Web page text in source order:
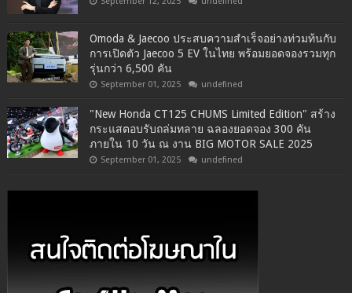
Omoda & Jaecoo ประสบความสำเร็จอย่างท่วมท้นกับ
การเปิดตัว Jaecoo 5 EV ในไทย พร้อมยอดจองรวมทุก
รุ่นกว่า 6,500 คัน
September 01, 2025 undefined
"New Honda CT125 CHUMS Limited Edition" สร้าง
กระแสตอบรับถล่มทลาย ฉลองยอดจอง 300 คัน
ภายใน 10 วัน ณ งาน BIG MOTOR SALE 2025
September 01, 2025 undefined